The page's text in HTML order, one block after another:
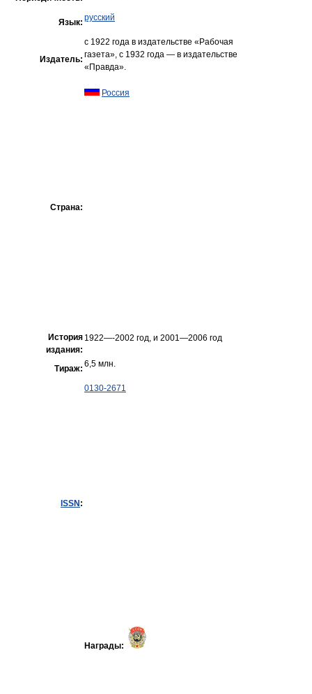
Язык: русский
Издатель:
с 1922 года в издательстве «Рабочая
газета», с 1932 года — в издательстве
«Правда».
Страна:
Россия
История
издания:
1922—-2002 год, и 2001—2006 год
Тираж: 6,5 млн.
ISSN :
0130-2671
Награды: